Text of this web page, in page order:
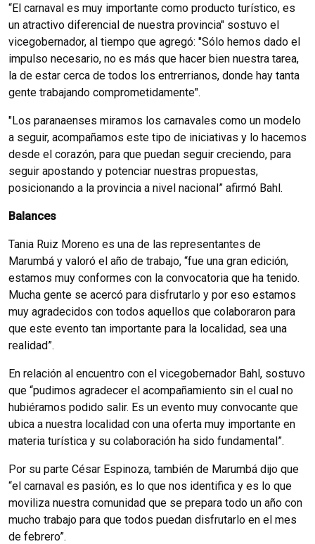
“El carnaval es muy importante como producto turístico, es
un atractivo diferencial de nuestra provincia" sostuvo el
vicegobernador, al tiempo que agregó: "Sólo hemos dado el
impulso necesario, no es más que hacer bien nuestra tarea,
la de estar cerca de todos los entrerrianos, donde hay tanta
gente trabajando comprometidamente".
"Los paranaenses miramos los carnavales como un modelo
a seguir, acompañamos este tipo de iniciativas y lo hacemos
desde el corazón, para que puedan seguir creciendo, para
seguir apostando y potenciar nuestras propuestas,
posicionando a la provincia a nivel nacional” afirmó Bahl.
Balances
Tania Ruiz Moreno es una de las representantes de
Marumbá y valoró el año de trabajo, “fue una gran edición,
estamos muy conformes con la convocatoria que ha tenido.
Mucha gente se acercó para disfrutarlo y por eso estamos
muy agradecidos con todos aquellos que colaboraron para
que este evento tan importante para la localidad, sea una
realidad”.
En relación al encuentro con el vicegobernador Bahl, sostuvo
que “pudimos agradecer el acompañamiento sin el cual no
hubiéramos podido salir. Es un evento muy convocante que
ubica a nuestra localidad con una oferta muy importante en
materia turística y su colaboración ha sido fundamental”.
Por su parte César Espinoza, también de Marumbá dijo que
“el carnaval es pasión, es lo que nos identifica y es lo que
moviliza nuestra comunidad que se prepara todo un año con
mucho trabajo para que todos puedan disfrutarlo en el mes
de febrero”.